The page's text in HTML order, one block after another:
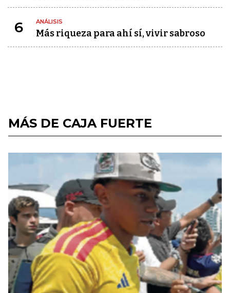
6 ANÁLISIS
Más riqueza para ahí sí, vivir sabroso
MÁS DE CAJA FUERTE